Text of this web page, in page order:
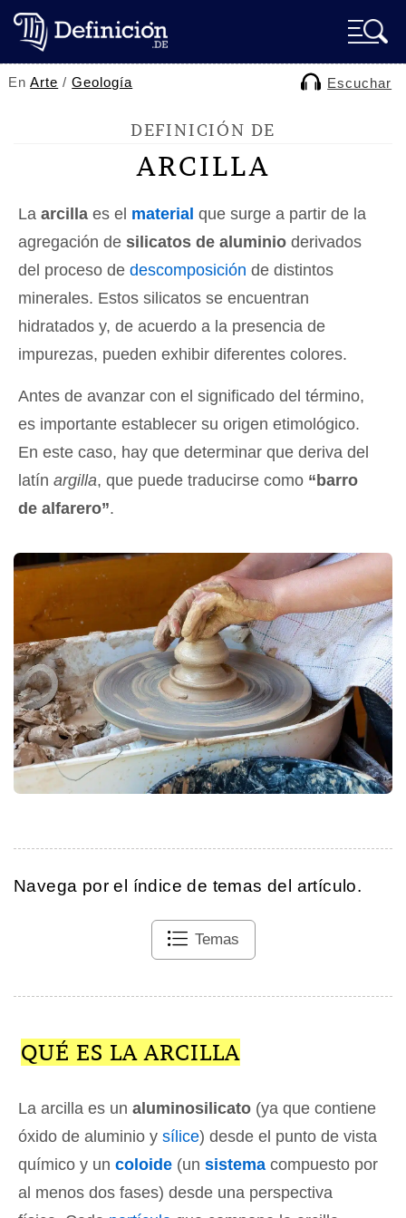
EnArte /Geología Escuchar
DEFINICIÓN DE
ARCILLA
La arcilla es el material que surge a partir de la
agregación de silicatos de aluminio derivados
del proceso de descomposición de distintos
minerales. Estos silicatos se encuentran
hidratados y, de acuerdo a la presencia de
impurezas, pueden exhibir diferentes colores.
Antes de avanzar con el significado del término,
es importante establecer su origen etimológico.
En este caso, hay que determinar que deriva del
latín argilla, que puede traducirse como “barro
de alfarero”.
Navega por el índice de temas del artículo.
Temas
QUÉ ES LA ARCILLA
La arcilla es un aluminosilicato (ya que contiene
óxido de aluminio y sílice) desde el punto de vista
químico y un coloide (un sistema compuesto por
al menos dos fases) desde una perspectiva